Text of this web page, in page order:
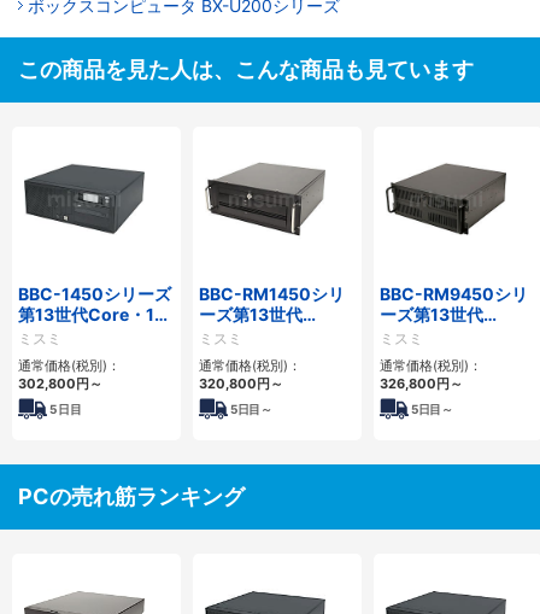
ボックスコンピュータ BX-U200シリーズ
この商品を見た人は、こんな商品も見ています
BBC-1450シリーズ
第13世代Core・12
世代Celeron対応小
型フロアマウント
4PCIe
ミスミ
通常価格(税別)：
302,800円～
5日目
BBC-RM1450シリ
ーズ第13世代
Core・12世代
Celeron対応ラック
マウント4PCIe
ミスミ
通常価格(税別)：
320,800円～
5日目～
BBC-RM9450シリ
ーズ第13世代
Core・12世代
Celeron対応ラック
マウント4PCIe
ミスミ
通常価格(税別)：
326,800円～
5日目～
PCの売れ筋ランキング